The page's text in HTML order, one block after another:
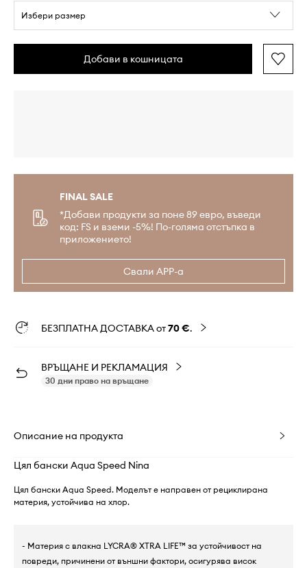
Избери размер
Добави в кошницата
FINAL SALE
*Добави продукти за поне 89 евро, въведи
код: FS и вземи -5%! По-голяма отстъпка в
приложението!
Свали APP-а
БЕЗПЛАТНА ДОСТАВКА от70 €.
ВРЪЩАНЕ И РЕКЛАМАЦИЯ
30 дни право на връщане
Описание на продукта
Цял бански Aqua Speed Nina
Цял бански Aqua Speed. Моделът е направен от рециклирана
материя, устойчива на хлор.
- Материя с влакна LYCRA® XTRA LIFE™ за устойчивост на
повреди, причинени от външни фактори, осигурява висок